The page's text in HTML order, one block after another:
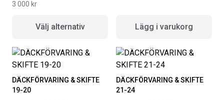
3 000 kr
Välj alternativ Lägg i varukorg
DÄCKFÖRVARING & SKIFTE
19-20
DÄCKFÖRVARING & SKIFTE
21-24